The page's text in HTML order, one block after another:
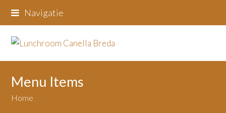
Navigatie
Menu Items
Home